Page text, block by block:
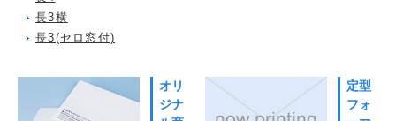
長3横
長3(セロ窓付)
オリ
ジナ
定型
フォ